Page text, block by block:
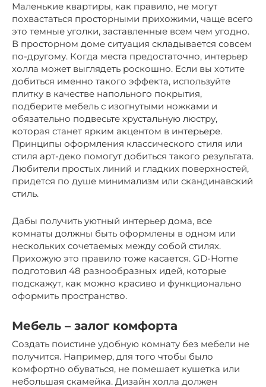
Маленькие квартиры, как правило, не могут
похвастаться просторными прихожими, чаще всего
это темные уголки, заставленные всем чем угодно.
В просторном доме ситуация складывается совсем
по-другому. Когда места предостаточно, интерьер
холла может выглядеть роскошно. Если вы хотите
добиться именно такого эффекта, используйте
плитку в качестве напольного покрытия,
подберите мебель с изогнутыми ножками и
обязательно подвесьте хрустальную люстру,
которая станет ярким акцентом в интерьере.
Принципы оформления классического стиля или
стиля арт-деко помогут добиться такого результата.
Любители простых линий и гладких поверхностей,
придется по душе минимализм или скандинавский
стиль.
Дабы получить уютный интерьер дома, все
комнаты должны быть оформлены в одном или
нескольких сочетаемых между собой стилях.
Прихожую это правило тоже касается. GD-Home
подготовил 48 разнообразных идей, которые
подскажут, как можно красиво и функционально
оформить пространство.
Мебель – залог комфорта
Создать поистине удобную комнату без мебели не
получится. Например, для того чтобы было
комфортно обуваться, не помешает кушетка или
небольшая скамейка. Дизайн холла должен